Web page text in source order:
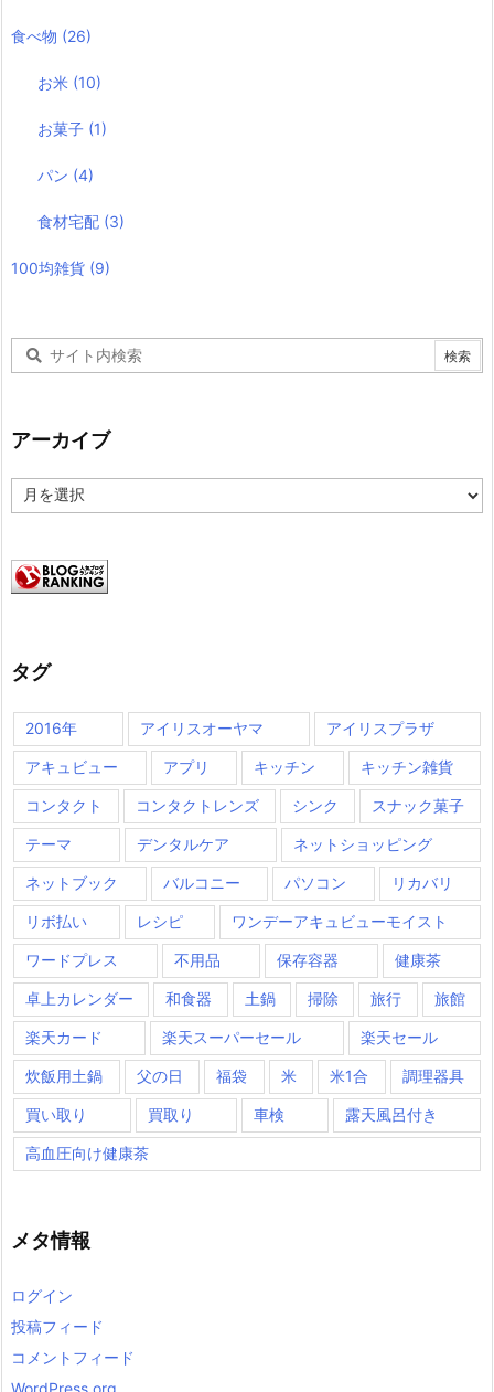
食べ物 (26)
お米 (10)
お菓子 (1)
パン (4)
食材宅配 (3)
100均雑貨 (9)
アーカイブ
ー
ブ
タグ
2016年 アイリスオーヤマ アイリスプラザ
アキュビュー アプリ キッチン キッチン雑貨
コンタクト コンタクトレンズ シンク スナック菓子
テーマ デンタルケア ネットショッピング
ネットブック バルコニー パソコン リカバリ
リボ払い レシピ ワンデーアキュビューモイスト
ワードプレス 不用品 保存容器 健康茶
卓上カレンダー 和食器 土鍋 掃除 旅行 旅館
楽天カード 楽天スーパーセール 楽天セール
炊飯用土鍋 父の日 福袋 米 米1合 調理器具
買い取り 買取り 車検 露天風呂付き
高血圧向け健康茶
メタ情報
ログイン
投稿フィード
コメントフィード
WordPress.org